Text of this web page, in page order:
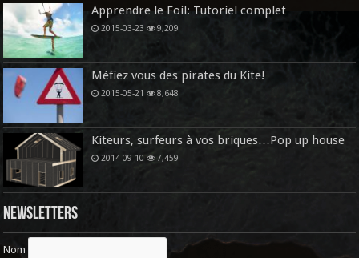
Apprendre le Foil: Tutoriel complet
2015-03-23 9,209
Méfiez vous des pirates du Kite!
2015-05-21 8,648
Kiteurs, surfeurs à vos briques…Pop up house
2014-09-10 7,459
Newsletters
Nom